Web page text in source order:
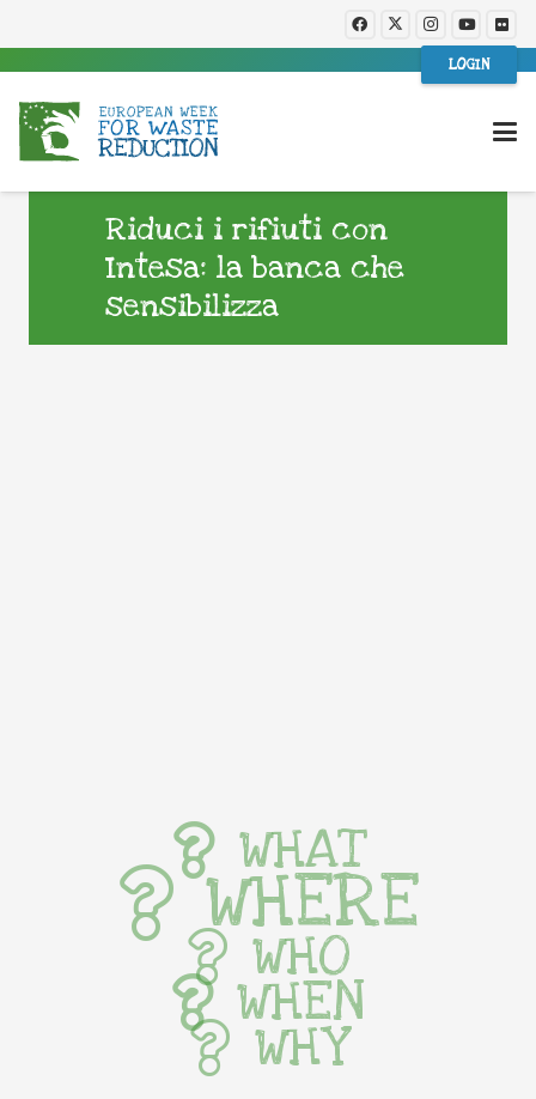
LOGIN
Riduci i rifiuti con
Intesa: la banca che
sensibilizza
WHAT
WHERE
WHO
WHEN
WHY